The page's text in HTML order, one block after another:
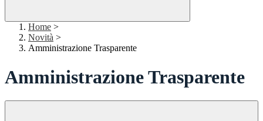
Home >
Novità >
Amministrazione Trasparente
Amministrazione Trasparente